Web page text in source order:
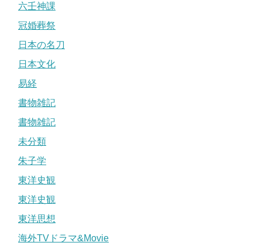
六壬神課
冠婚葬祭
日本の名刀
日本文化
易経
書物雑記
書物雑記
未分類
朱子学
東洋史観
東洋史観
東洋思想
海外TVドラマ&Movie